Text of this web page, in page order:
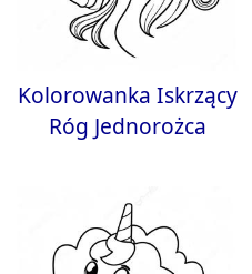
Kolorowanka Iskrzący
Róg Jednorożca